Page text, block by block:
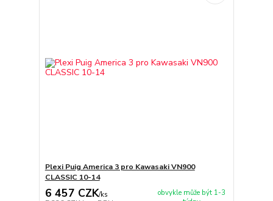
Plexi Puig America 3 pro Kawasaki VN900
CLASSIC 10-14
6 457 CZK/ks
obvykle může být 1-3